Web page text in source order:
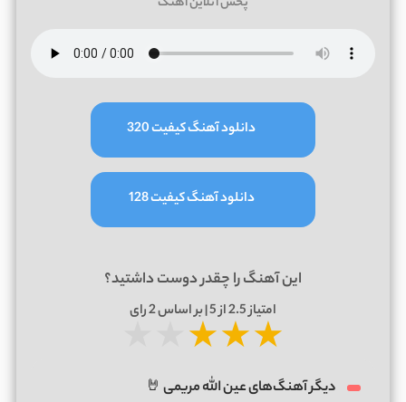
دانلود آهنگ کیفیت 320
دانلود آهنگ کیفیت 128
این آهنگ را چقدر دوست داشتید؟
امتیاز2.5از 5 | بر اساس 2رای
★★★
دیگر آهنگ‌های عین الله مریمی 🤘